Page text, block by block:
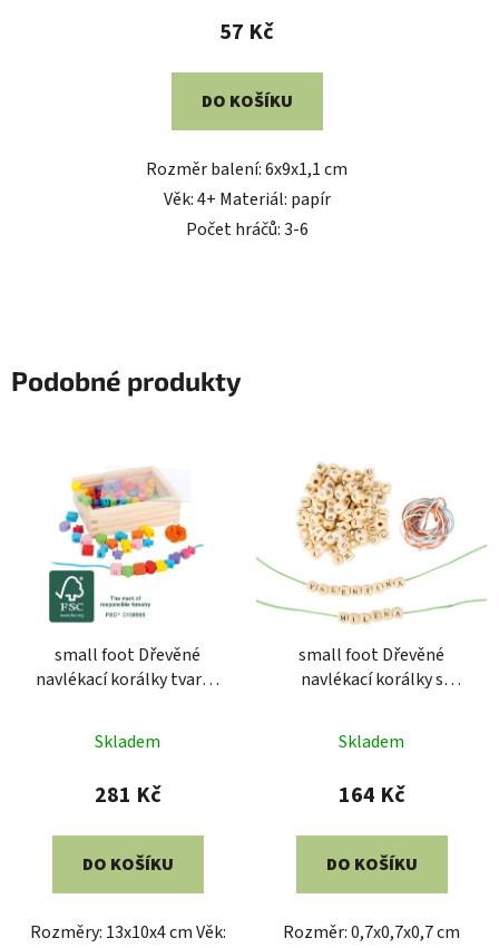
57 Kč
DO KOŠÍKU
Rozměr balení: 6x9x1,1 cm
Věk: 4+ Materiál: papír
Počet hráčů: 3-6
Podobné produkty
small foot Dřevěné
navlékací korálky tvary v
hodnocení
produktu
5,0
z
hvězdiček.
Skladem
281 Kč
DO KOŠÍKU
Rozměry: 13x10x4 cm Věk:
small foot Dřevěné
navlékací korálky s
Skladem
164 Kč
DO KOŠÍKU
Rozměr: 0,7x0,7x0,7 cm